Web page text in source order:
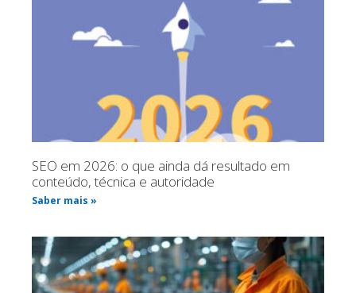
SEO em 2026: o que ainda dá resultado em
conteúdo, técnica e autoridade
Saber mais »